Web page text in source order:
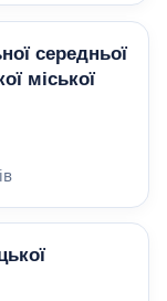
середньої
міської